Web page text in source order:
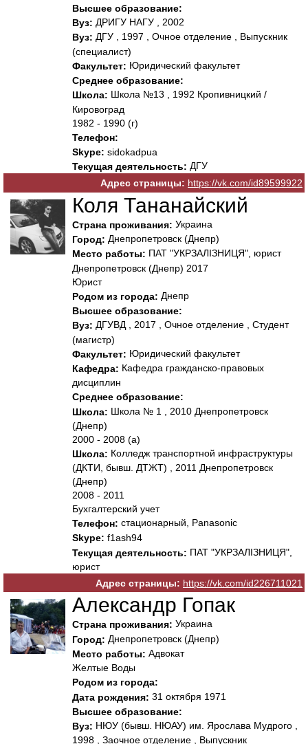
Высшее образование:
Вуз: ДРИГУ НАГУ , 2002
Вуз: ДГУ , 1997 , Очное отделение , Выпускник
(специалист)
Факультет: Юридический факультет
Среднее образование:
Школа: Школа №13 , 1992 Кропивницкий /
Кировоград
1982 - 1990 (г)
Телефон:
Skype: sidokadpua
Текущая деятельность: ДГУ
Адрес страницы: https://vk.com/id89599922
Коля Тананайский
Страна проживания: Украина
Город: Днепропетровск (Днепр)
Место работы: ПАТ "УКРЗАЛІЗНИЦЯ", юрист
Днепропетровск (Днепр) 2017
Юрист
Родом из города: Днепр
Высшее образование:
Вуз: ДГУВД , 2017 , Очное отделение , Студент
(магистр)
Факультет: Юридический факультет
Кафедра: Кафедра гражданско-правовых
дисциплин
Среднее образование:
Школа: Школа № 1 , 2010 Днепропетровск
(Днепр)
2000 - 2008 (а)
Школа: Колледж транспортной инфраструктуры
(ДКТИ, бывш. ДТЖТ) , 2011 Днепропетровск
(Днепр)
2008 - 2011
Бухгалтерский учет
Телефон: стационарный, Panasonic
Skype: f1ash94
Текущая деятельность: ПАТ "УКРЗАЛІЗНИЦЯ",
юрист
Адрес страницы: https://vk.com/id226711021
Александр Гопак
Страна проживания: Украина
Город: Днепропетровск (Днепр)
Место работы: Адвокат
Желтые Воды
Родом из города:
Дата рождения: 31 октября 1971
Высшее образование:
Вуз: НЮУ (бывш. НЮАУ) им. Ярослава Мудрого ,
1998 , Заочное отделение , Выпускник